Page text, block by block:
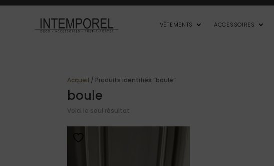
VÊTEMENTS ACCESSOIRES
Accueil / Produits identifiés “boule”
boule
Voici le seul résultat